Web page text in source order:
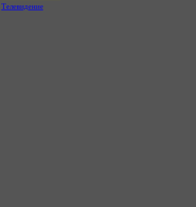
Телевидение